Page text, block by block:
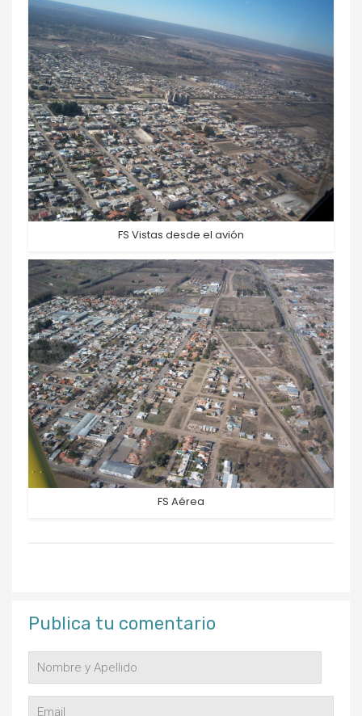
FS Vistas desde el avión
FS Aérea
Publica tu comentario